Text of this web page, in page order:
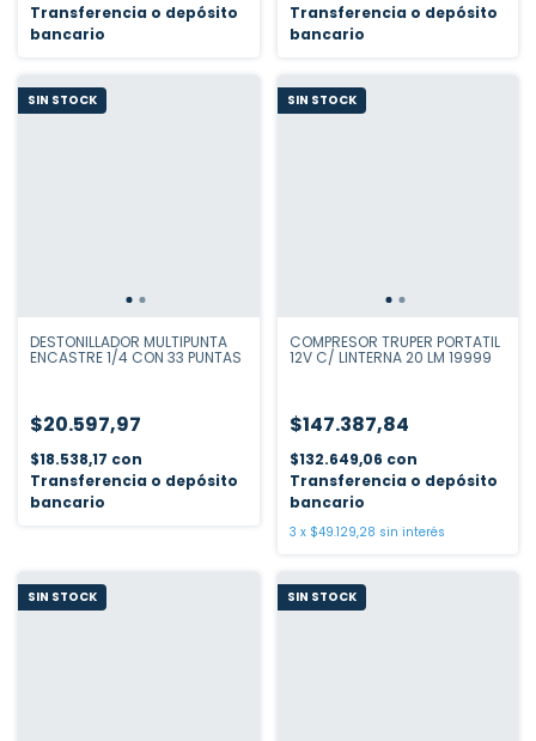
Transferencia o depósito
bancario
Transferencia o depósito
bancario
SIN STOCK
DESTONILLADOR MULTIPUNTA
ENCASTRE 1/4 CON 33 PUNTAS
$20.597,97
$18.538,17 con
Transferencia o depósito
bancario
SIN STOCK
COMPRESOR TRUPER PORTATIL
12V C/ LINTERNA 20 LM 19999
$147.387,84
$132.649,06 con
Transferencia o depósito
bancario
3 x $49.129,28 sin interés
SIN STOCK SIN STOCK